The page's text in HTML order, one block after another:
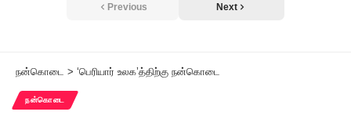
Previous Next
நன்கொடை > ‘பெரியார் உலக’த்திற்கு நன்கொடை
நன்கொடை